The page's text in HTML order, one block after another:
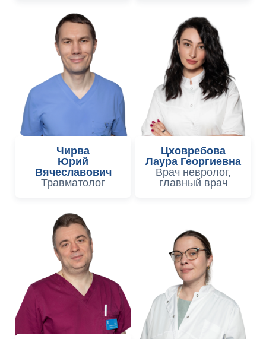
Чирва
Юрий
Вячеславович
Травматолог
Цховребова
Лаура Георгиевна
Врач невролог,
главный врач